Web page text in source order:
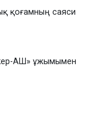
қоғамның саяси
АШ» ұжымымен